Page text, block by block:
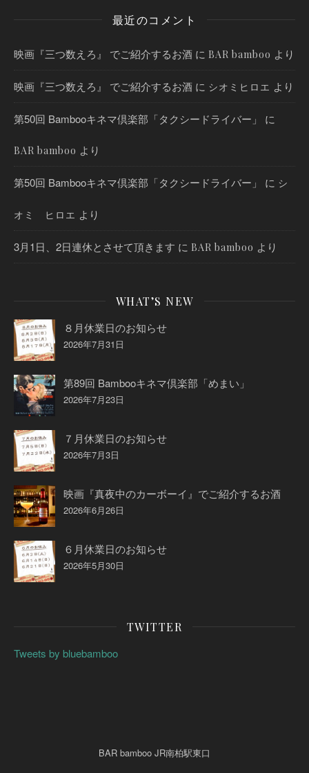
最近のコメント
映画『三つ数えろ』 でご紹介するお酒 に BAR bamboo より
映画『三つ数えろ』 でご紹介するお酒 に シオミヒロエ より
第50回 Bambooキネマ倶楽部「タクシードライバー」 に
BAR bamboo より
第50回 Bambooキネマ倶楽部「タクシードライバー」 に シ
オミ ヒロエ より
3月1日、2日連休とさせて頂きます に BAR bamboo より
WHAT’S NEW
８月休業日のお知らせ
2026年7月31日
第89回 Bambooキネマ倶楽部「めまい」
2026年7月23日
７月休業日のお知らせ
2026年7月3日
映画『真夜中のカーボーイ』でご紹介するお酒
2026年6月26日
６月休業日のお知らせ
2026年5月30日
TWITTER
Tweets by bluebamboo
BAR bamboo JR南柏駅東口